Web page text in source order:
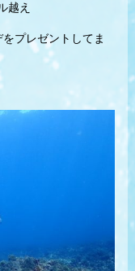
越え
プレゼントしてま